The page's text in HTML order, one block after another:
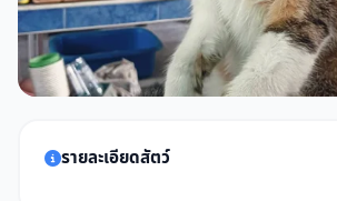
รายละเอียดสัตว์